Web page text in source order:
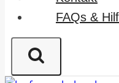
FAQs &